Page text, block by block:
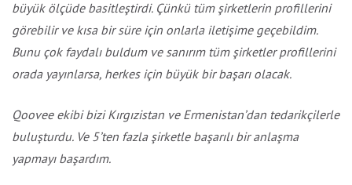
büyük ölçüde basitleştirdi. Çünkü tüm şirketlerin profillerini
görebilir ve kısa bir süre için onlarla iletişime geçebildim.
Bunu çok faydalı buldum ve sanırım tüm şirketler profillerini
orada yayınlarsa, herkes için büyük bir başarı olacak.
Qoovee ekibi bizi Kırgızistan ve Ermenistan’dan tedarikçilerle
buluşturdu. Ve 5’ten fazla şirketle başarılı bir anlaşma
yapmayı başardım.